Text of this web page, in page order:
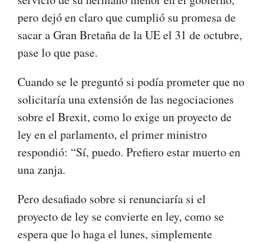
pero dejó en claro que cumplió su promesa de
sacar a Gran Bretaña de la UE el 31 de octubre,
pase lo que pase.
Cuando se le preguntó si podía prometer que no
solicitaría una extensión de las negociaciones
sobre el Brexit, como lo exige un proyecto de
ley en el parlamento, el primer ministro
respondió: “Sí, puedo. Prefiero estar muerto en
una zanja.
Pero desafiado sobre si renunciaría si el
proyecto de ley se convierte en ley, como se
espera que lo haga el lunes, simplemente